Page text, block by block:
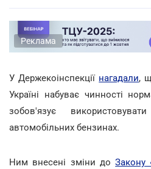
Реклама
У Держекоінспекції нагадали,
Україні набуває чинності
зобов'язує
автомобільних бензинах.
Ним внесені зміни доЗакону